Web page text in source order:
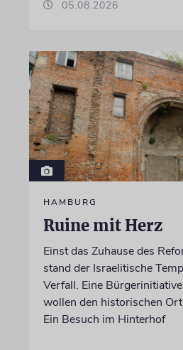
05.08.2026
HAMBURG
Ruine mit Herz
Einst das Zuhause des
stand der Israelitische
Verfall. Eine
wollen den historischen
Ein Besuch im Hinterhof